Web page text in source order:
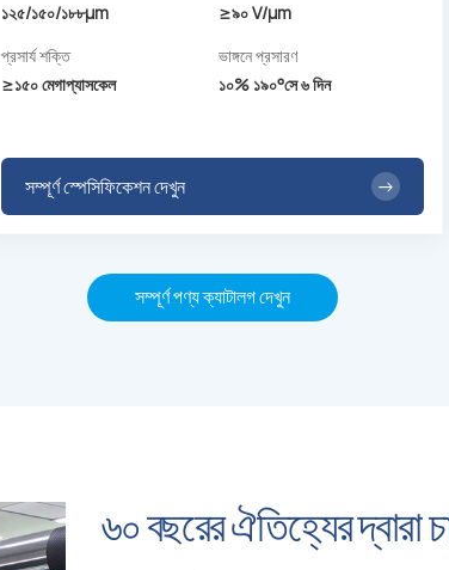
১২৫/১৫০/১৮৮µm
≥৯০ V/μm
প্রসার্য শক্তি
≥১৫০ মেগাপ্যাসকেল
ভাঙ্গনে প্রসারণ
১০% ১৯০°সে ৬ দিন
সম্পূর্ণ স্পেসিফিকেশন দেখুন →
সম্পূর্ণ পণ্য ক্যাটালগ দেখুন
৬০ বছরের ঐতিহ্যের দ্বারা